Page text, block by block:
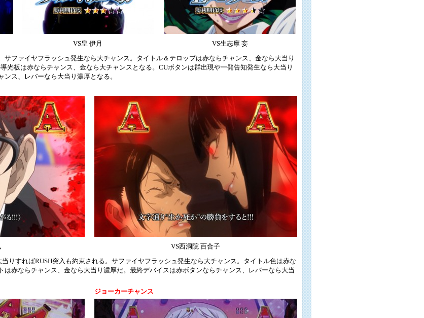
VS皇 伊月
VS生志摩 妄
ファイヤフラッシュ発生なら大チャンス。タイトル＆テロップは赤ならチャンス、金なら大当り
光板は赤ならチャンス、金なら大チャンスとなる。CUボタンは群出現や一発告知発生なら大当り
ス、レバーなら大当り濃厚となる。
VS西洞院 百合子
りすればRUSH突入も約束される。サファイヤフラッシュ発生なら大チャンス。タイトル色は赤な
は赤ならチャンス、金なら大当り濃厚だ。最終デバイスは赤ボタンならチャンス、レバーなら大当
ジョーカーチャンス